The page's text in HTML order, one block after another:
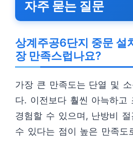
자주 묻는 질문
상계주공6단지 중문 설
장 만족스럽나요?
가장 큰 만족도는 단열 및
다. 이전보다 훨씬 아늑하고
경험할 수 있으며, 난방비
수 있다는 점이 높은 만족도